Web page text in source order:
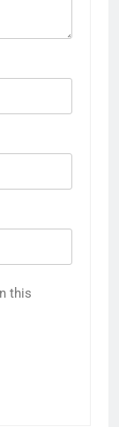
this